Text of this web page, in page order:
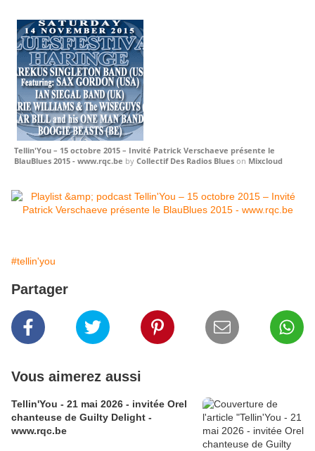
Tellin'You – 15 octobre 2015 – Invité Patrick Verschaeve présente le
BlauBlues 2015 - www.rqc.be by Collectif Des Radios Blues on Mixcloud
#tellin'you
Partager
Vous aimerez aussi
Tellin'You - 21 mai 2026 - invitée Orel
chanteuse de Guilty Delight -
www.rqc.be